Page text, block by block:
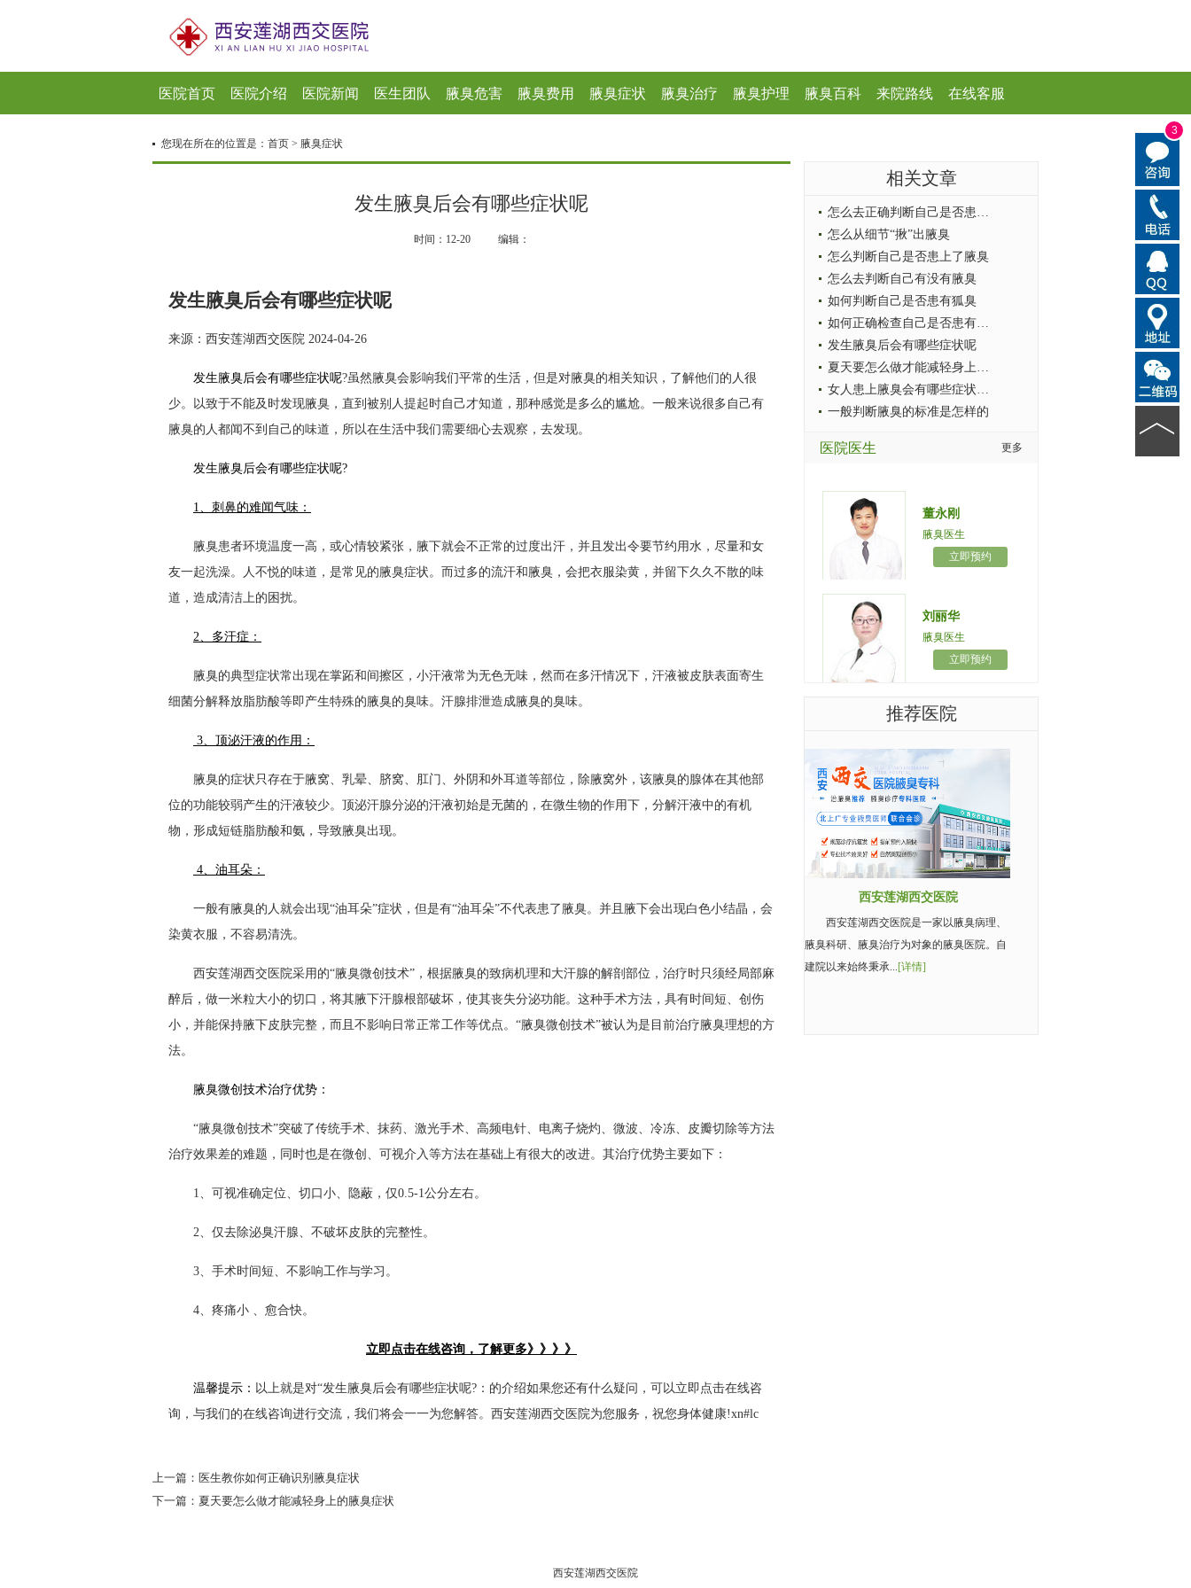
3
医院首页 医院介绍 医院新闻 医生团队 腋臭危害 腋臭费用 腋臭症状 腋臭治疗 腋臭护理 腋臭百科 来院路线 在线客服
您现在所在的位置是： 首页 > 腋臭症状
发生腋臭后会有哪些症状呢
时间：12-20 编辑：
发生腋臭后会有哪些症状呢
来源：西安莲湖西交医院 2024-04-26
发生腋臭后会有哪些症状呢?虽然腋臭会影响我们平常的生活，但是对腋臭的相关知识，了解他们的人很
少。以致于不能及时发现腋臭，直到被别人提起时自己才知道，那种感觉是多么的尴尬。一般来说很多自己有
腋臭的人都闻不到自己的味道，所以在生活中我们需要细心去观察，去发现。
发生腋臭后会有哪些症状呢?
1、刺鼻的难闻气味：
腋臭患者环境温度一高，或心情较紧张，腋下就会不正常的过度出汗，并且发出令要节约用水，尽量和女
友一起洗澡。人不悦的味道，是常见的腋臭症状。而过多的流汗和腋臭，会把衣服染黄，并留下久久不散的味
道，造成清洁上的困扰。
2、多汗症：
腋臭的典型症状常出现在掌跖和间擦区，小汗液常为无色无味，然而在多汗情况下，汗液被皮肤表面寄生
细菌分解释放脂肪酸等即产生特殊的腋臭的臭味。汗腺排泄造成腋臭的臭味。
3、顶泌汗液的作用：
腋臭的症状只存在于腋窝、乳晕、脐窝、肛门、外阴和外耳道等部位，除腋窝外，该腋臭的腺体在其他部
位的功能较弱产生的汗液较少。顶泌汗腺分泌的汗液初始是无菌的，在微生物的作用下，分解汗液中的有机
物，形成短链脂肪酸和氨，导致腋臭出现。
4、油耳朵：
一般有腋臭的人就会出现“油耳朵”症状，但是有“油耳朵”不代表患了腋臭。并且腋下会出现白色小结晶，会
染黄衣服，不容易清洗。
西安莲湖西交医院采用的“腋臭微创技术”，根据腋臭的致病机理和大汗腺的解剖部位，治疗时只须经局部麻
醉后，做一米粒大小的切口，将其腋下汗腺根部破坏，使其丧失分泌功能。这种手术方法，具有时间短、创伤
小，并能保持腋下皮肤完整，而且不影响日常正常工作等优点。“腋臭微创技术”被认为是目前治疗腋臭理想的方
法。
腋臭微创技术治疗优势：
“腋臭微创技术”突破了传统手术、抹药、激光手术、高频电针、电离子烧灼、微波、冷冻、皮瓣切除等方法
治疗效果差的难题，同时也是在微创、可视介入等方法在基础上有很大的改进。其治疗优势主要如下：
1、可视准确定位、切口小、隐蔽，仅0.5-1公分左右。
2、仅去除泌臭汗腺、不破坏皮肤的完整性。
3、手术时间短、不影响工作与学习。
4、疼痛小 、愈合快。
立即点击在线咨询，了解更多》》》》
温馨提示： 以上就是对“发生腋臭后会有哪些症状呢?：的介绍如果您还有什么疑问，可以立即点击在线咨
询，与我们的在线咨询进行交流，我们将会一一为您解答。西安莲湖西交医院为您服务，祝您身体健康!xn#lc
上一篇： 医生教你如何正确识别腋臭症状
下一篇： 夏天要怎么做才能减轻身上的腋臭症状
相关文章
怎么去正确判断自己是否患上了腋臭
怎么从细节“揪”出腋臭
怎么判断自己是否患上了腋臭
怎么去判断自己有没有腋臭
如何判断自己是否患有狐臭
如何正确检查自己是否患有狐臭
发生腋臭后会有哪些症状呢
夏天要怎么做才能减轻身上的腋臭症
女人患上腋臭会有哪些症状出现
一般判断腋臭的标准是怎样的
医院医生 更多
董永刚
腋臭医生
立即预约
刘丽华
腋臭医生
立即预约
推荐医院
西安莲湖西交医院
西安莲湖西交医院是一家以腋臭病理、
腋臭科研、腋臭治疗为对象的腋臭医院。自
建院以来始终秉承...[详情]
西安莲湖西交医院